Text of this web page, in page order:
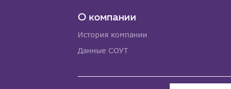
О компании
История компании
Данные СОУТ